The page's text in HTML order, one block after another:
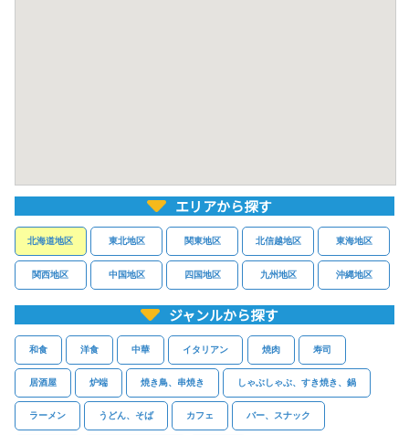
エリアから探す
北海道地区 東北地区 関東地区 北信越地区 東海地区
関西地区 中国地区 四国地区 九州地区 沖縄地区
ジャンルから探す
和食 洋食 中華 イタリアン 焼肉 寿司
居酒屋 炉端 焼き鳥、串焼き しゃぶしゃぶ、すき焼き、鍋
ラーメン うどん、そば カフェ バー、スナック